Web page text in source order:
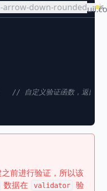
arrow-down-rounded js
前进行验证，所以该
数据在 validator
验